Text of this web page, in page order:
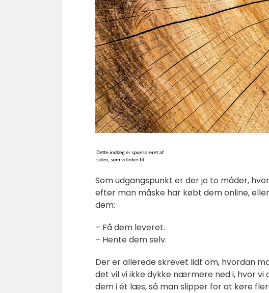
Som udgangspunkt er der jo to måder,
efter man måske har købt dem online,
dem:
– Få dem leveret.
– Hente dem selv.
Der er allerede skrevet lidt om, hvordan
det vil vi ikke dykke nærmere ned i, hvor
dem i ét læs, så man slipper for at køre